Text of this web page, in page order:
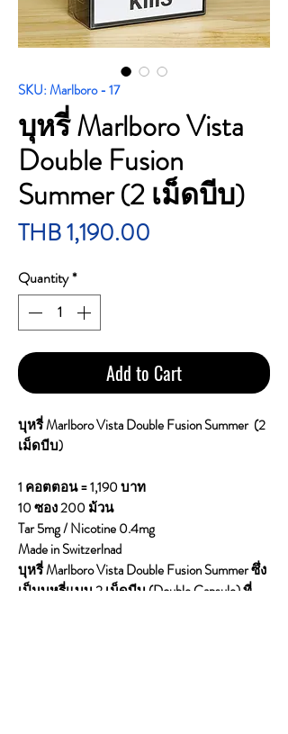
SKU: Marlboro - 17
บุหรี่ Marlboro Vista
Double Fusion
Summer (2 เม็ดบีบ)
THB 1,190.00
Quantity*
Add to Cart
บุหรี่ Marlboro Vista Double Fusion Summer (2
เม็ดบีบ)
1 คอตตอน = 1,190 บาท
10 ซอง 200 ม้วน
Tar 5mg / Nicotine 0.4mg
Made in Switzerlnad
บุหรี่ Marlboro Vista Double Fusion Summer ซึ่ง
เป็นบุหรี่แบบ 2 เม็ดบีบ (Double Capsule) ที่